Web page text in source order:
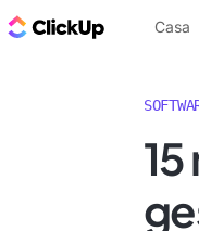
Blog diCasa